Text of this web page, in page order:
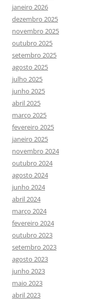
janeiro 2026
dezembro 2025
novembro 2025
outubro 2025
setembro 2025
agosto 2025
julho 2025
junho 2025
abril 2025
março 2025
fevereiro 2025
janeiro 2025
novembro 2024
outubro 2024
agosto 2024
junho 2024
abril 2024
março 2024
fevereiro 2024
outubro 2023
setembro 2023
agosto 2023
junho 2023
maio 2023
abril 2023